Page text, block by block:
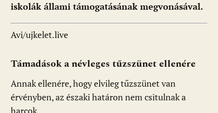
iskolák állami támogatásának megvonásával.
Avi/ujkelet.live
Támadások a névleges tűzszünet ellenére
Annak ellenére, hogy elvileg tűzszünet van
érvényben, az északi határon nem csitulnak a
harcok.